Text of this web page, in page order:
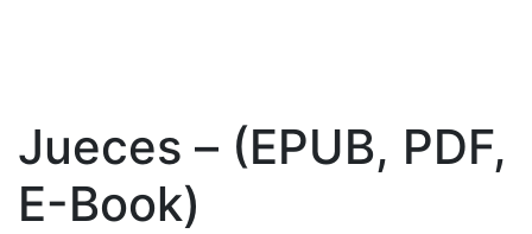
Jueces – (EPUB, PDF,
E-Book)